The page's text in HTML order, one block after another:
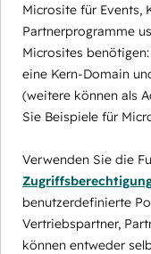
Microsite für Events,
Partnerprogramme
Microsites
eine Kern-Domain
(weitere können als
Sie Beispiele für
Verwenden Sie die
benutzerdefinierte
Vertriebspartner,
können entweder